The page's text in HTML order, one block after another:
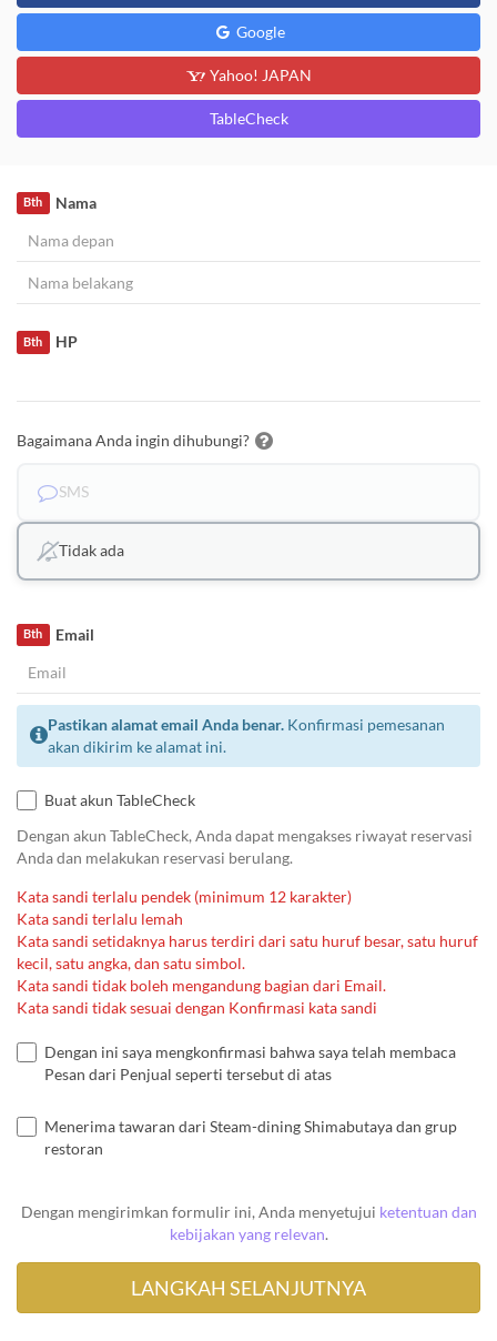
Google
Yahoo! JAPAN
TableCheck
Nama
Bth
HP
Bth
Bagaimana Anda ingin dihubungi?
SMS
Tidak ada
Email
Bth
Pastikan alamat email Anda benar. Konfirmasi pemesanan
akan dikirim ke alamat ini.
Buat akun TableCheck
Dengan akun TableCheck, Anda dapat mengakses riwayat reservasi
Anda dan melakukan reservasi berulang.
Kata sandi terlalu pendek (minimum 12 karakter)
Kata sandi terlalu lemah
Kata sandi setidaknya harus terdiri dari satu huruf besar, satu huruf
kecil, satu angka, dan satu simbol.
Kata sandi tidak boleh mengandung bagian dari Email.
Kata sandi tidak sesuai dengan Konfirmasi kata sandi
Dengan ini saya mengkonfirmasi bahwa saya telah membaca
Pesan dari Penjual seperti tersebut di atas
Menerima tawaran dari Steam-dining Shimabutaya dan grup
restoran
Dengan mengirimkan formulir ini, Anda menyetujui ketentuan dan
kebijakan yang relevan.